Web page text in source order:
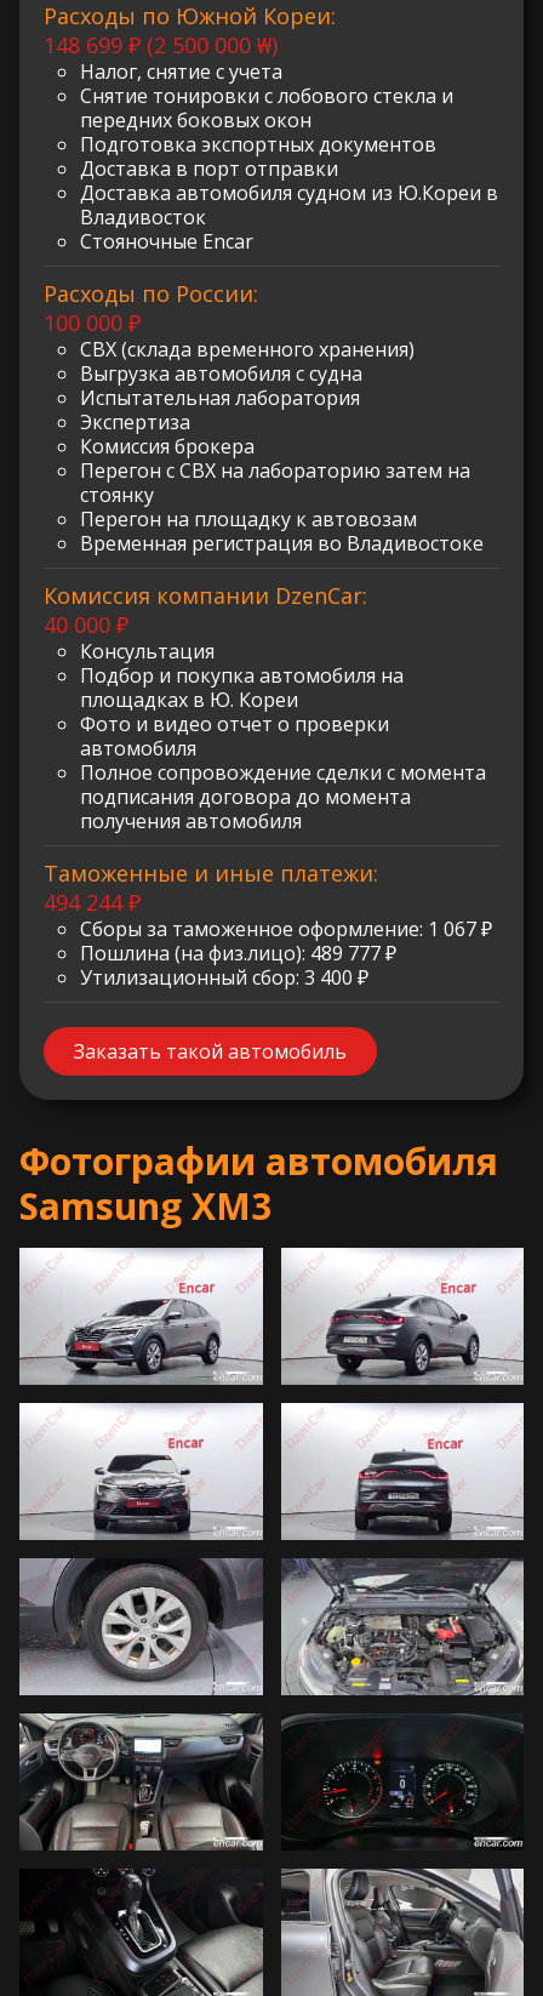
Расходы по Южной Кореи:
148 699 ₽ (2 500 000 ₩)
Налог, снятие с учета
Снятие тонировки с лобового стекла и
передних боковых окон
Подготовка экспортных документов
Доставка в порт отправки
Доставка автомобиля судном из Ю.Кореи в
Владивосток
Стояночные Encar
Расходы по России:
100 000 ₽
СВХ (склада временного хранения)
Выгрузка автомобиля с судна
Испытательная лаборатория
Экспертиза
Комиссия брокера
Перегон с СВХ на лабораторию затем на
стоянку
Перегон на площадку к автовозам
Временная регистрация во Владивостоке
Комиссия компании DzenCar:
40 000 ₽
Консультация
Подбор и покупка автомобиля на
площадках в Ю. Кореи
Фото и видео отчет о проверки
автомобиля
Полное сопровождение сделки с момента
подписания договора до момента
получения автомобиля
Таможенные и иные платежи:
494 244 ₽
Сборы за таможенное оформление: 1 067 ₽
Пошлина (на физ.лицо): 489 777 ₽
Утилизационный сбор: 3 400 ₽
Заказать такой автомобиль
Фотографии автомобиля
Samsung XM3